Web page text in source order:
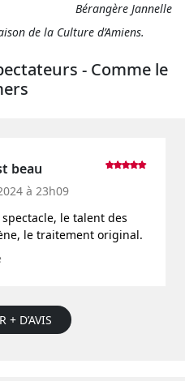
Bérangère Jannelle
de la Culture d’Amiens.
- Comme le
beau
à 23h09
le talent des
le traitement original.
+ D’AVIS